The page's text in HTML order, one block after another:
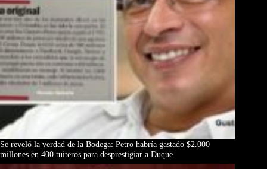
Se reveló la verdad de la Bodega: Petro habría gastado $2.000
millones en 400 tuiteros para desprestigiar a Duque